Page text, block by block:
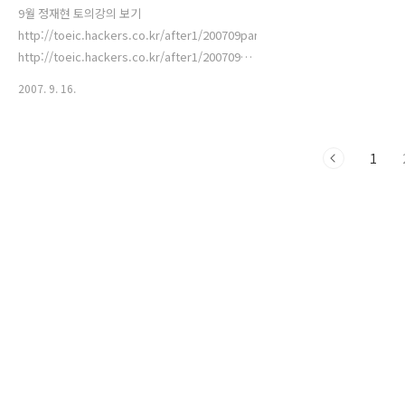
9월 정재현 토의강의 보기
http://toeic.hackers.co.kr/after1/200709part5.htm
http://toeic.hackers.co.kr/after1/200709part5_1.htm
2007. 9. 16.
1